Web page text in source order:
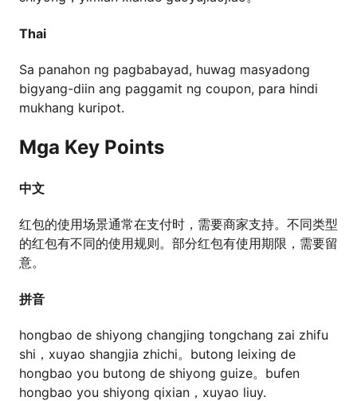
Thai
Sa panahon ng pagbabayad, huwag masyadong
bigyang-diin ang paggamit ng coupon, para hindi
mukhang kuripot.
Mga Key Points
中文
红包的使用场景通常在支付时，需要商家支持。不同类型
的红包有不同的使用规则。部分红包有使用期限，需要留
意。
拼音
hongbao de shiyong changjing tongchang zai zhifu
shi，xuyao shangjia zhichi。butong leixing de
hongbao you butong de shiyong guize。bufen
hongbao you shiyong qixian，xuyao liuy.